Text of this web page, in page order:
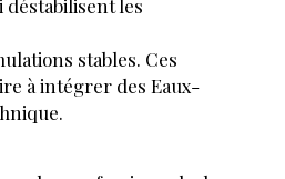
des articles